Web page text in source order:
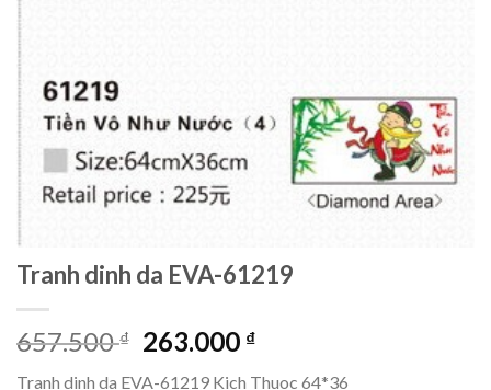
Tranh dinh da EVA-61219
657.500₫ Giá
263.000 ₫Giá
Tranh dinh da EVA-61219 Kich Thuoc 64*36